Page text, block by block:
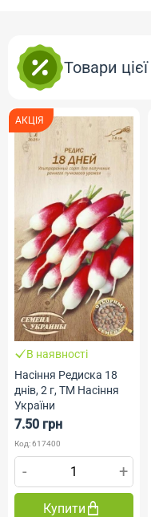
Товари цієї
АКЦІЯ
В наявності
Насіння Редиска 18
днів, 2 г, ТМ Насіння
України
7.50 грн
Код: 617400
- +
Купити